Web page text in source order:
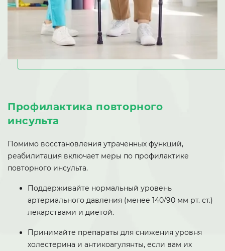
Профилактика повторного
инсульта
Помимо восстановления утраченных функций,
реабилитация включает меры по профилактике
повторного инсульта.
Поддерживайте нормальный уровень
артериального давления (менее 140/90 мм рт. ст.)
лекарствами и диетой.
Принимайте препараты для снижения уровня
холестерина и антикоагулянты, если вам их